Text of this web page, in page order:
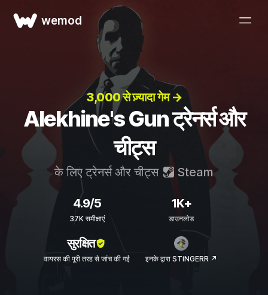
wemod
3,000 से ज़्यादा गेम →
Alekhine's Gun ट्रेनर्स और
चीट्स
के लिए ट्रेनर्स और चीट्स Steam
4.9/5
37K समीक्षाएं
1K+
डाउनलोड
सुरक्षित
वायरस की पूरी तरह से जांच की गई इनके द्वारा STiNGERR ↗